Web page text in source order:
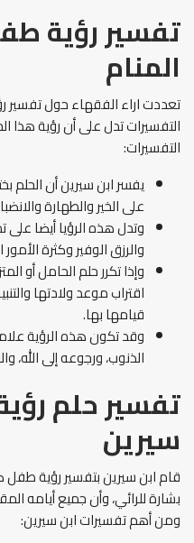
تفسير رؤية
المنام
تعددت اراء الفقهاء حول
التفسيرات تدل على أن رؤية هذا
التفسيرات:
يفسر ابن سيرين أن الحلم
على الخير والطهارة
وتدل هذه الرؤيا أيضا
والرزق الوفير وكثرة
وإذا تكرر حلم الحامل أو
اقتراب موعد ولادتها
قيامها بها.
وقد تكون هذه الرؤية
الذنوب، ورجوعه إلى الله،
تفسير حلم
سيرين
قام ابن سيرين بتفسير رؤية طفل
بشارة للرائي، وأن جميع أيامه
ومن أهم تفسيرات ابن سيرين: